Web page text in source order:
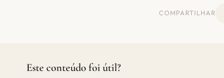
COMPARTILHAR
Este conteúdo foi útil?